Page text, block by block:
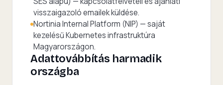
visszaigazoló emailek küldése.
Nortinia Internal Platform (NIP) — saját
kezelésű Kubernetes infrastruktúra
Magyarországon.
Adattovábbítás harmadik
országba